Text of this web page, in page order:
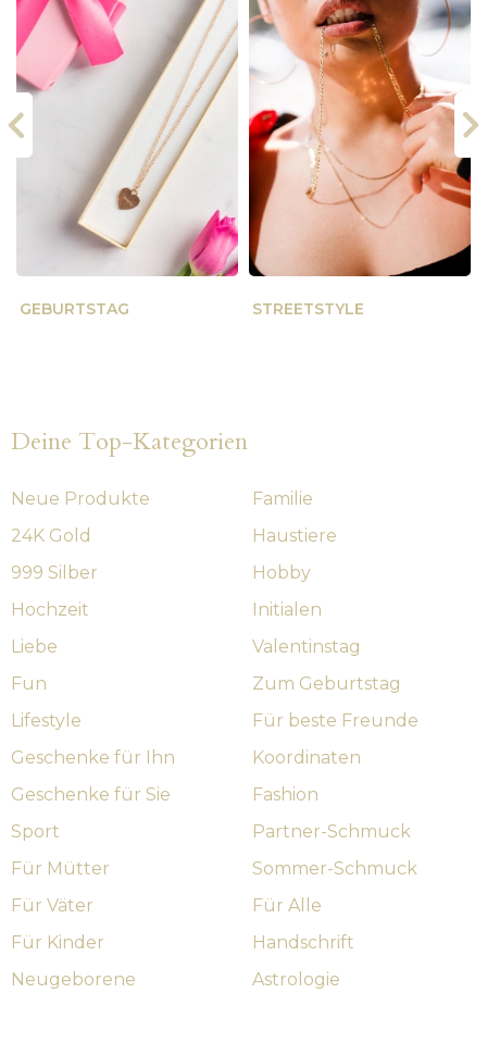
GEBURTSTAG STREETSTYLE
Deine Top-Kategorien
Neue Produkte
24K Gold
999 Silber
Hochzeit
Liebe
Fun
Lifestyle
Geschenke für Ihn
Geschenke für Sie
Sport
Für Mütter
Für Väter
Für Kinder
Neugeborene
Familie
Haustiere
Hobby
Initialen
Valentinstag
Zum Geburtstag
Für beste Freunde
Koordinaten
Fashion
Partner-Schmuck
Sommer-Schmuck
Für Alle
Handschrift
Astrologie